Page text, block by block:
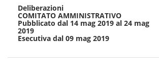
Deliberazioni
COMITATO AMMINISTRATIVO
Pubblicato dal 14 mag 2019 al 24 mag
2019
Esecutiva dal 09 mag 2019